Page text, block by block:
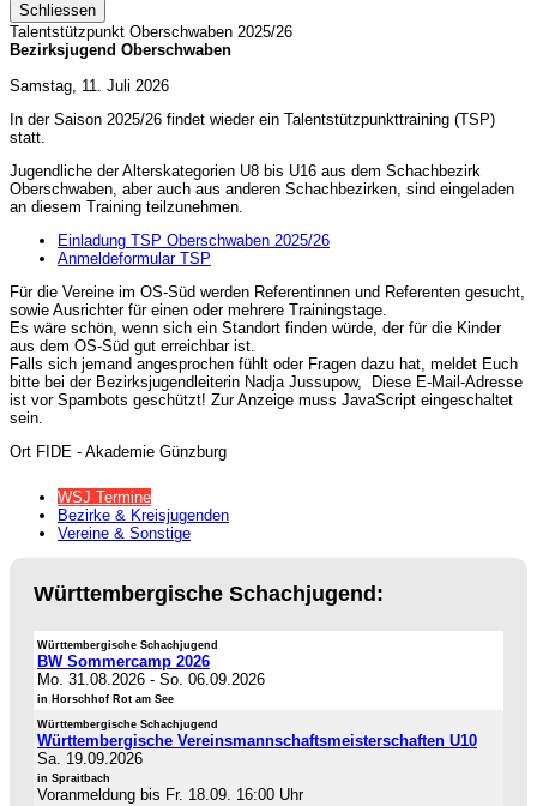
Schliessen
Talentstützpunkt Oberschwaben 2025/26
Bezirksjugend Oberschwaben
Samstag, 11. Juli 2026
In der Saison 2025/26 findet wieder ein Talentstützpunkttraining (TSP)
statt.
Jugendliche der Alterskategorien U8 bis U16 aus dem Schachbezirk
Oberschwaben, aber auch aus anderen Schachbezirken, sind eingeladen
an diesem Training teilzunehmen.
Einladung TSP Oberschwaben 2025/26
Anmeldeformular TSP
Für die Vereine im OS-Süd werden Referentinnen und Referenten gesucht,
sowie Ausrichter für einen oder mehrere Trainingstage.
Es wäre schön, wenn sich ein Standort finden würde, der für die Kinder
aus dem OS-Süd gut erreichbar ist.
Falls sich jemand angesprochen fühlt oder Fragen dazu hat, meldet Euch
bitte bei der Bezirksjugendleiterin Nadja Jussupow,
Diese E-Mail-Adresse
ist vor Spambots geschützt! Zur Anzeige muss JavaScript eingeschaltet
sein.
Ort FIDE - Akademie Günzburg
WSJ Termine
Bezirke & Kreisjugenden
Vereine & Sonstige
Württembergische Schachjugend:
Württembergische Schachjugend
BW Sommercamp 2026
Mo. 31.08.2026 - So. 06.09.2026
in Horschhof Rot am See
Württembergische Schachjugend
Württembergische Vereinsmannschaftsmeisterschaften U10
Sa. 19.09.2026
in Spraitbach
Voranmeldung bis Fr. 18.09. 16:00 Uhr